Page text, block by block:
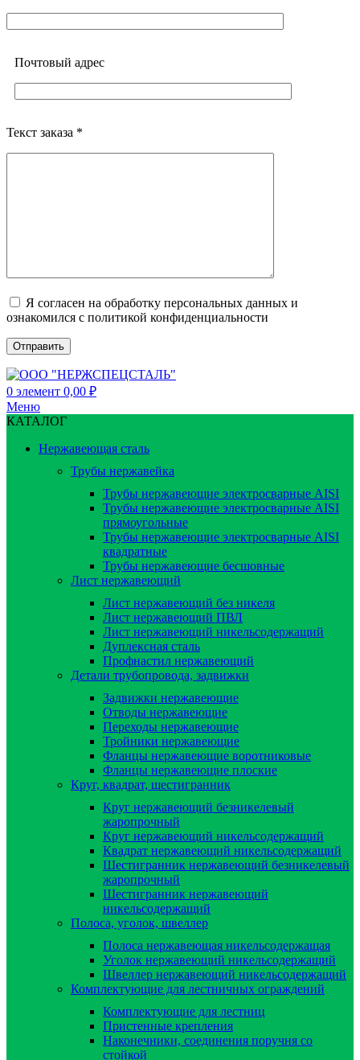
Почтовый адреc
Текст заказа *
Я согласен на обработку персональных данных и
ознакомился с политикой конфиденциальности
0 элемент 0,00 ₽
Меню
КАТАЛОГ
Нержавеющая сталь
Трубы нержавейка
Трубы нержавеющие электросварные AISI
Трубы нержавеющие электросварные AISI
прямоугольные
Трубы нержавеющие электросварные AISI
квадратные
Трубы нержавеющие бесшовные
Лист нержавеющий
Лист нержавеющий без никеля
Лист нержавеющий ПВЛ
Лист нержавеющий никельсодержащий
Дуплексная сталь
Профнастил нержавеющий
Детали трубопровода, задвижки
Задвижки нержавеющие
Отводы нержавеющие
Переходы нержавеющие
Тройники нержавеющие
Фланцы нержавеющие воротниковые
Фланцы нержавеющие плоские
Круг, квадрат, шестигранник
Круг нержавеющий безникелевый
жаропрочный
Круг нержавеющий никельсодержащий
Квадрат нержавеющий никельсодержащий
Шестигранник нержавеющий безникелевый
жаропрочный
Шестигранник нержавеющий
никельсодержащий
Полоса, уголок, швеллер
Полоса нержавеющая никельсодержащая
Уголок нержавеющий никельсодержащий
Швеллер нержавеющий никельсодержащий
Комплектующие для лестничных ограждений
Комплектующие для лестниц
Пристенные крепления
Наконечники, соединения поручня со
стойкой